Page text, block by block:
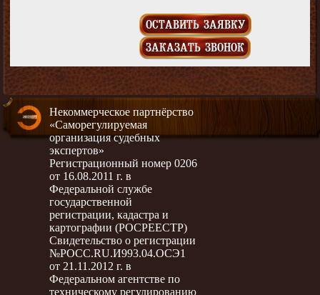
ОСТАВИТЬ ЗАЯВКУ
ЗАКАЗАТЬ ЗВОНОК
Некоммерческое партнёрство
«Саморегулируемая
организация судебных
экспертов»
Регистрационный номер 0206
от 16.08.2011 г. в
Федеральной службе
государственной
регистрации, кадастра и
картографии (РОСРЕЕСТР)
Свидетельство о регистрации
№РОСС.RU.И993.04.ОСЭ1
от 21.11.2012 г. в
Федеральном агентстве по
техническому регулированию